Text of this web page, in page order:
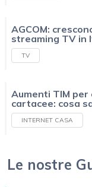
AGCOM:
streaming TV in
TV
Aumenti TIM
cartacee: cosa
INTERNET CASA
Le nostre